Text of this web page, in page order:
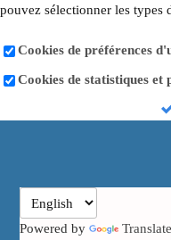
pouvez sélectionner les types
Cookies de préférences
Cookies de statistiques et
Powered by
Translate